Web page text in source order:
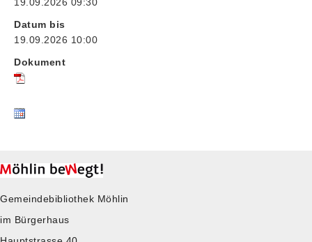
Datum bis
19.09.2026 10:00
Dokument
Gemeindebibliothek Möhlin
im Bürgerhaus